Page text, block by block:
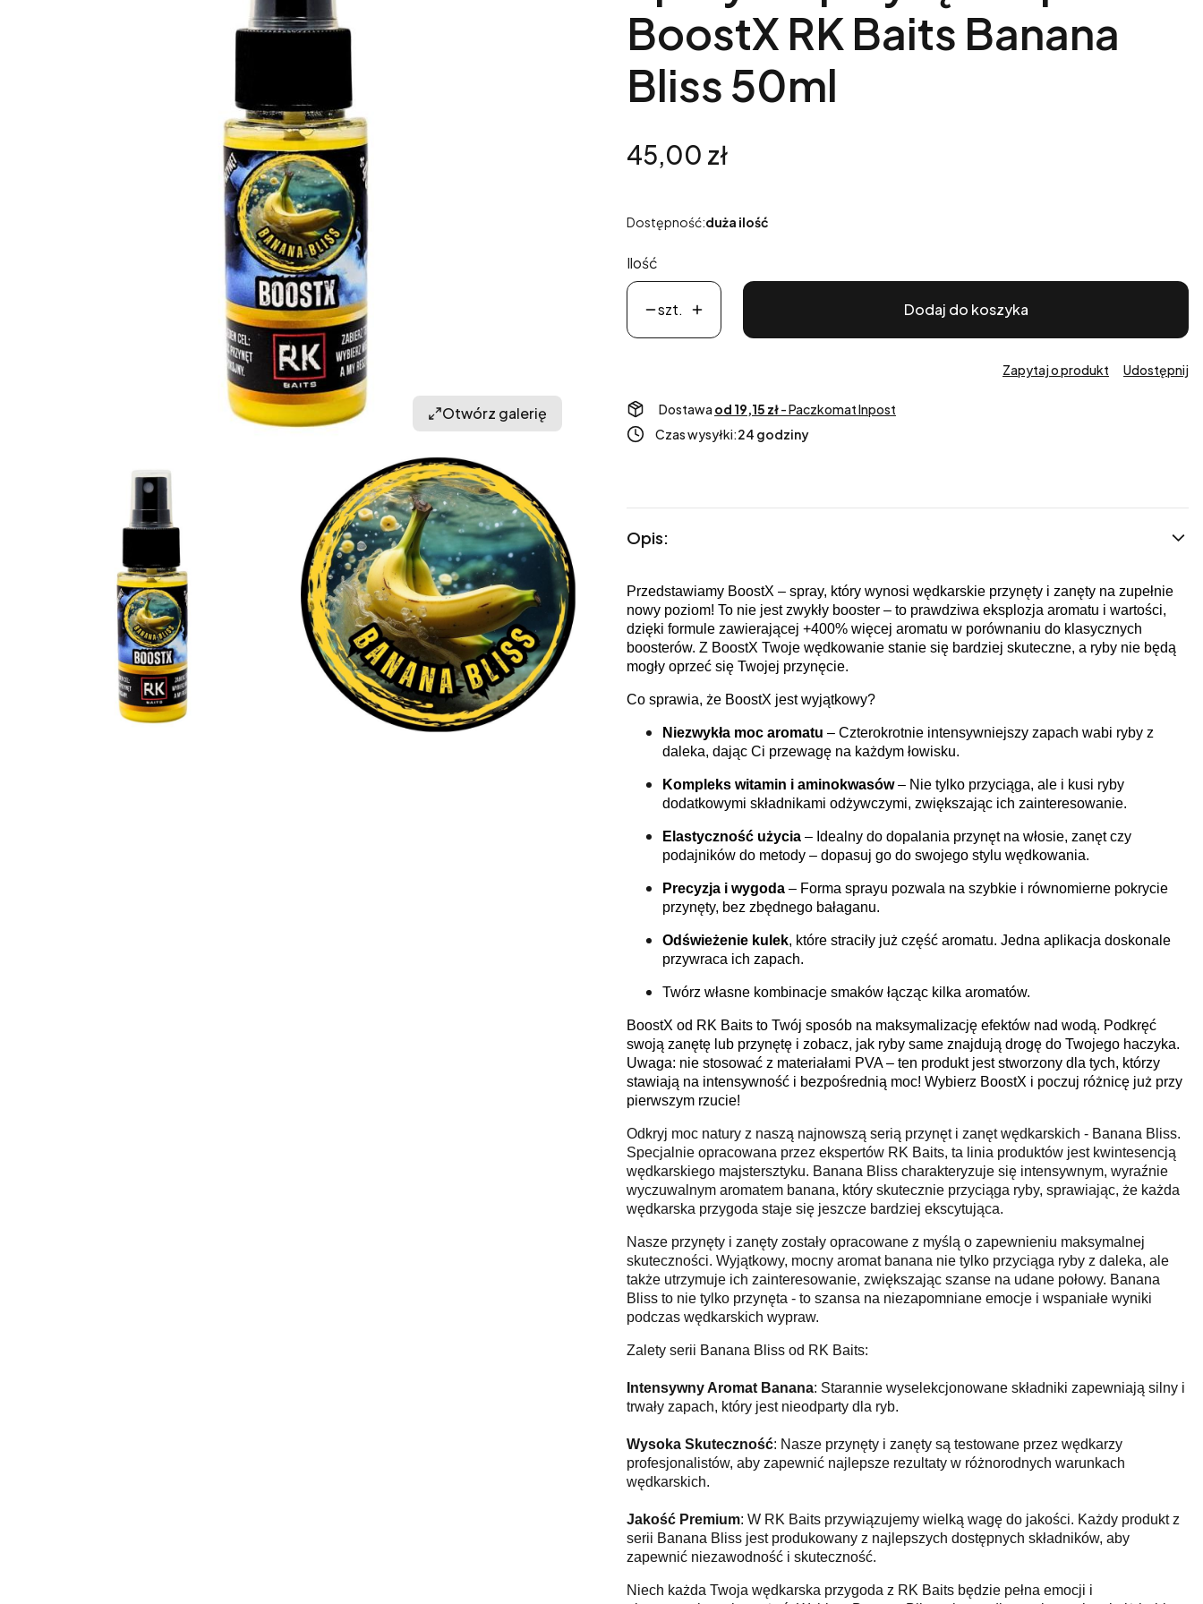
Otwórz galerię
BoostX RK Baits Banana
Bliss 50ml
Cena
45,00 zł
Dostępność:duża ilość
Ilość
szt. Dodaj do koszyka
Zapytaj o produkt Udostępnij
Dostawa od 19,15 zł- Paczkomat Inpost
Czas wysyłki:24 godziny
Opis:
Przedstawiamy BoostX – spray, który wynosi wędkarskie przynęty i zanęty na zupełnie
nowy poziom! To nie jest zwykły booster – to prawdziwa eksplozja aromatu i wartości,
dzięki formule zawierającej +400% więcej aromatu w porównaniu do klasycznych
boosterów. Z BoostX Twoje wędkowanie stanie się bardziej skuteczne, a ryby nie będą
mogły oprzeć się Twojej przynęcie.
Co sprawia, że BoostX jest wyjątkowy?
Niezwykła moc aromatu – Czterokrotnie intensywniejszy zapach wabi ryby z
daleka, dając Ci przewagę na każdym łowisku.
Kompleks witamin i aminokwasów– Nie tylko przyciąga, ale i kusi ryby
dodatkowymi składnikami odżywczymi, zwiększając ich zainteresowanie.
Elastyczność użycia – Idealny do dopalania przynęt na włosie, zanęt czy
podajników do metody – dopasuj go do swojego stylu wędkowania.
Precyzja i wygoda – Forma sprayu pozwala na szybkie i równomierne pokrycie
przynęty, bez zbędnego bałaganu.
Odświeżenie kulek, które straciły już część aromatu. Jedna aplikacja doskonale
przywraca ich zapach.
Twórz własne kombinacje smaków łącząc kilka aromatów.
BoostX od RK Baits to Twój sposób na maksymalizację efektów nad wodą. Podkręć
swoją zanętę lub przynętę i zobacz, jak ryby same znajdują drogę do Twojego haczyka.
Uwaga: nie stosować z materiałami PVA – ten produkt jest stworzony dla tych, którzy
stawiają na intensywność i bezpośrednią moc! Wybierz BoostX i poczuj różnicę już przy
pierwszym rzucie!
Odkryj moc natury z naszą najnowszą serią przynęt i zanęt wędkarskich - Banana Bliss.
Specjalnie opracowana przez ekspertów RK Baits, ta linia produktów jest kwintesencją
wędkarskiego majstersztyku. Banana Bliss charakteryzuje się intensywnym, wyraźnie
wyczuwalnym aromatem banana, który skutecznie przyciąga ryby, sprawiając, że każda
wędkarska przygoda staje się jeszcze bardziej ekscytująca.
Nasze przynęty i zanęty zostały opracowane z myślą o zapewnieniu maksymalnej
skuteczności. Wyjątkowy, mocny aromat banana nie tylko przyciąga ryby z daleka, ale
także utrzymuje ich zainteresowanie, zwiększając szanse na udane połowy. Banana
Bliss to nie tylko przynęta - to szansa na niezapomniane emocje i wspaniałe wyniki
podczas wędkarskich wypraw.
Zalety serii Banana Bliss od RK Baits:
Intensywny Aromat Banana: Starannie wyselekcjonowane składniki zapewniają silny i
trwały zapach, który jest nieodparty dla ryb.
Wysoka Skuteczność: Nasze przynęty i zanęty są testowane przez wędkarzy
profesjonalistów, aby zapewnić najlepsze rezultaty w różnorodnych warunkach
wędkarskich.
Jakość Premium: W RK Baits przywiązujemy wielką wagę do jakości. Każdy produkt z
serii Banana Bliss jest produkowany z najlepszych dostępnych składników, aby
zapewnić niezawodność i skuteczność.
Niech każda Twoja wędkarska przygoda z RK Baits będzie pełna emocji i